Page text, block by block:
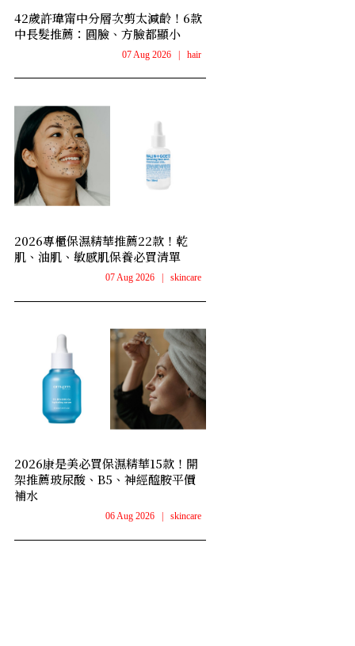
42歲許瑋甯中分層次剪太減齡！6款
中長髮推薦：圓臉、方臉都顯小
07 Aug 2026 | hair
2026專櫃保濕精華推薦22款！乾
肌、油肌、敏感肌保養必買清單
07 Aug 2026 skincare
2026康是美必買保濕精華15款！開
架推薦玻尿酸、B5、神經醯胺平價
補水
06 Aug 2026 skincare